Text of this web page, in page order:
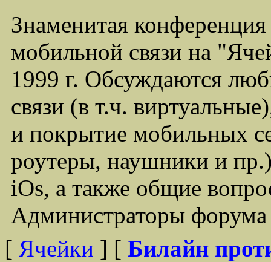
Знаменитая
мобильной связи на
1999 г. Обсуждаются
связи (в т.ч.
и покрытие мобильных
роутеры, наушники и
iOs, а также общие
Администраторы
[ Ячейки ] [ Билайн